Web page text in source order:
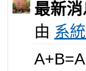
最新
由 系